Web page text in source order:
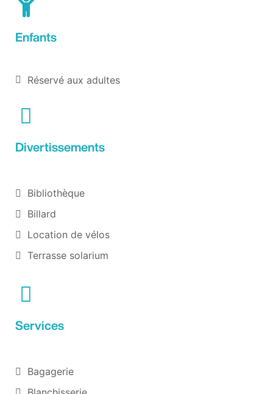
Enfants
Réservé aux adultes
Divertissements
Bibliothèque
Billard
Location de vélos
Terrasse solarium
Services
Bagagerie